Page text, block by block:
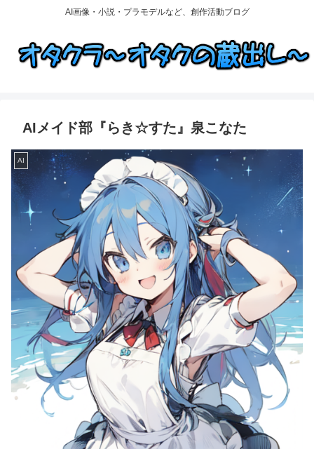
AI画像・小説・プラモデルなど、創作活動ブログ
AIメイド部『らき☆すた』泉こなた
AI